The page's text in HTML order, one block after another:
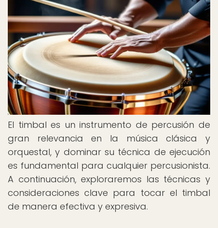
El timbal es un instrumento de percusión de
gran relevancia en la música clásica y
orquestal, y dominar su técnica de ejecución
es fundamental para cualquier percusionista.
A continuación, exploraremos las técnicas y
consideraciones clave para tocar el timbal
de manera efectiva y expresiva.